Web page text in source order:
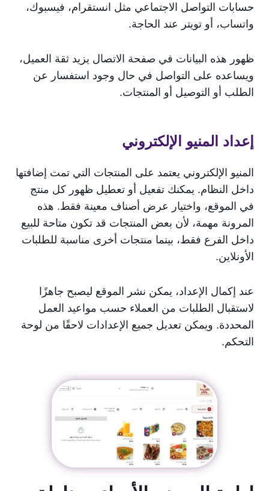
حسابات التواصل الاجتماعي مثل انستقرام، فيسبوك،
واتساب، أو تويتر عند الحاجة.
ظهور هذه البيانات في صفحة الاتصال يزيد ثقة العميل،
ويساعده على التواصل في حال وجود استفسار عن
الطلب أو التوصيل أو المنتجات.
إعداد المنيو الإلكتروني
المنيو الإلكتروني يعتمد على المنتجات التي تمت إضافتها
داخل النظام. يمكنك تفعيل أو تعطيل ظهور كل منتج
في الموقع، واختيار عرض أصناف معينة فقط. هذه
المرونة مهمة، لأن بعض المنتجات قد تكون متاحة للبيع
داخل الفرع فقط، بينما منتجات أخرى مناسبة للطلبات
الأونلاين.
عند إكمال الإعداد، يمكن نشر الموقع ليصبح جاهزًا
لاستقبال الطلبات من العملاء حسب مواعيد العمل
المحددة. ويمكن تعديل جميع الإعدادات لاحقًا من لوحة
التحكم.